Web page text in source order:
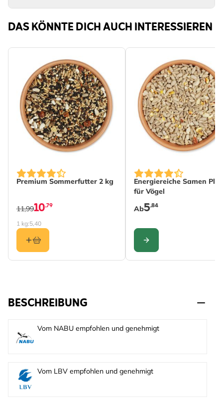
DAS KÖNNTE DICH AUCH INTERESSIEREN
Premium Sommerfutter 2 kg
10,79
11,99
1 kg:5,40
Energiereiche Samen Plus
für Vögel
The price depends on
Ab5,84
KONFIGURIEREN
BESCHREIBUNG
Vom NABU empfohlen und genehmigt
Vom LBV empfohlen und genehmigt